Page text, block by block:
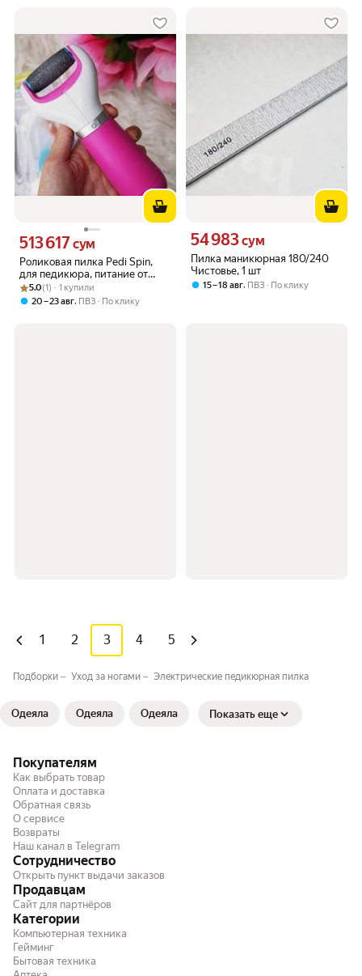
Роликовая пилка Pedi Spin,
для педикюра, питание от
батареек, розовая
Цена 513617 сум вместо
513 617сум
Рейтинг товара: 5.0 из 5
Оценок: (1) · 1 купили
5.0(1) · 1 купили
20 – 23 авг, ПВЗ По клику
Пилка маникюрная 180/240
Чистовье, 1 шт
Цена 54983 сум вместо
54 983сум
15 – 18 авг, ПВЗ По клику
1 2 3 4 5
Подборки Уход за ногами Электрические педикюрная пилка
Одеяла Одеяла Одеяла Показать еще
Покупателям
Как выбрать товар
Оплата и доставка
Обратная связь
О сервисе
Возвраты
Наш канал в Telegram
Сотрудничество
Открыть пункт выдачи заказов
Продавцам
Сайт для партнёров
Категории
Компьютерная техника
Гейминг
Бытовая техника